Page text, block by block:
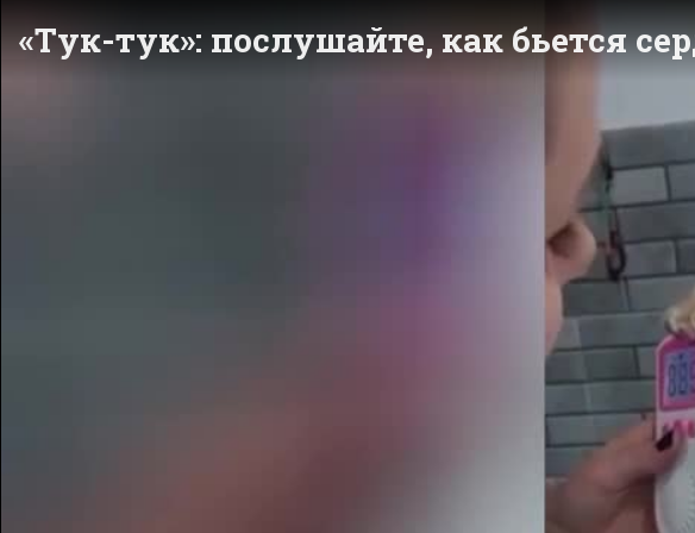
«Тук-тук»: послушайте, как бьется